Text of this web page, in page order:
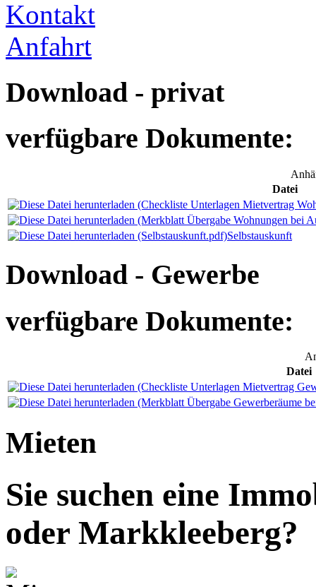
Kontakt
Anfahrt
Download - privat
verfügbare Dokumente:
Datei
Selbstauskunft
Download - Gewerbe
verfügbare Dokumente:
Datei
Mieten
Sie suchen eine
oder Markkleeberg?